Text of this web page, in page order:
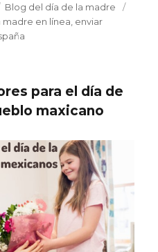
Category
Blog del día de la madre
en línea enviar
para el día de
maxicano